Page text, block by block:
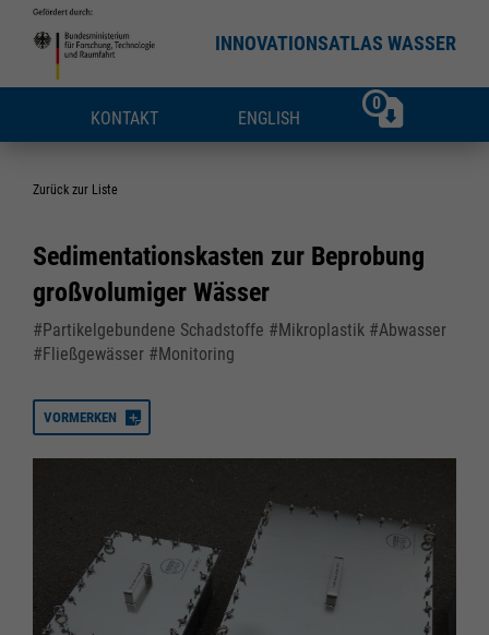
INNOVATIONSATLAS WASSER
KONTAKT ENGLISH
0
Zurück zur Liste
Sedimentationskasten zur Beprobung
großvolumiger Wässer
#Partikelgebundene Schadstoffe #Mikroplastik #Abwasser
#Fließgewässer #Monitoring
VORMERKEN